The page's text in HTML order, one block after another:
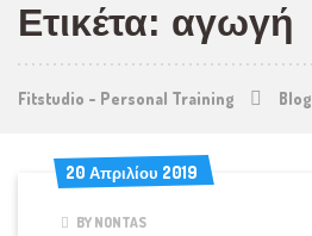
Ετικέτα: αγωγή
Fitstudio - Personal Training Blog
20 Απριλίου 2019
20 Απριλίου 2019
BY NONTAS